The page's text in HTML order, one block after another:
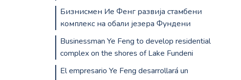
Бизнисмен Ие Фенг развија стамбени
комплекс на обали језера Фундени
Businessman Ye Feng to develop residential
complex on the shores of Lake Fundeni
El empresario Ye Feng desarrollará un